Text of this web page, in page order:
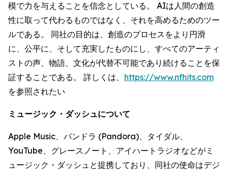
模で力を与えることを信念としている。 AIは人間の創造
性に取って代わるものではなく、それを高めるためのツー
ルである。 同社の目的は、創造のプロセスをより円滑
に、公平に、そして充実したものにし、すべてのアーティ
ストの声、物語、文化が代替不可能であり続けることを保
証することである。 詳しくは、 https://www.nfhits.com
を参照されたい
ミュージック・ダッシュについて
Apple Music、パンドラ (Pandora)、タイダル、
YouTube、グレースノート、アイハートラジオなどがミ
ュージック・ダッシュと提携しており、同社の使命はデジ